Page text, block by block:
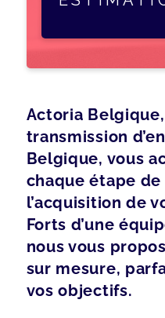
Actoria
transmission
Belgique, vous
chaque étape
l’acquisition de
Forts d’une
nous vous
sur mesure,
vos objectifs.